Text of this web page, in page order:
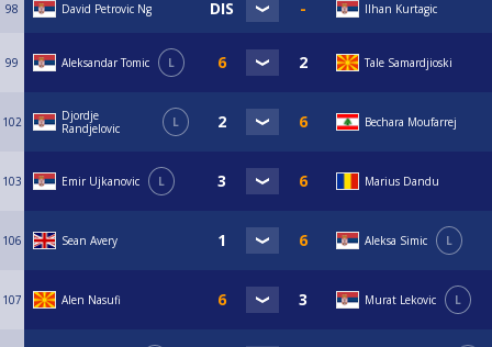
98 David Petrovic Ng Ilhan Kurtagic
99 Aleksandar Tomic L Tale Samardjioski
102
Djordje
Randjelovic
L Bechara Moufarrej
103 Emir Ujkanovic L Marius Dandu
106 Sean Avery Aleksa Simic L
107 Alen Nasufi Murat Lekovic L